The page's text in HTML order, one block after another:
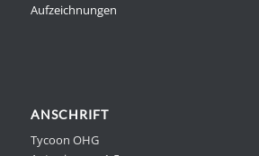
Aufzeichnungen
ANSCHRIFT
Tycoon OHG